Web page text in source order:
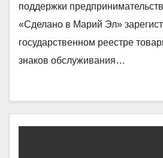
поддержки
«Сделано в Марий Эл»
государственном реестре
знаков обслуживания…